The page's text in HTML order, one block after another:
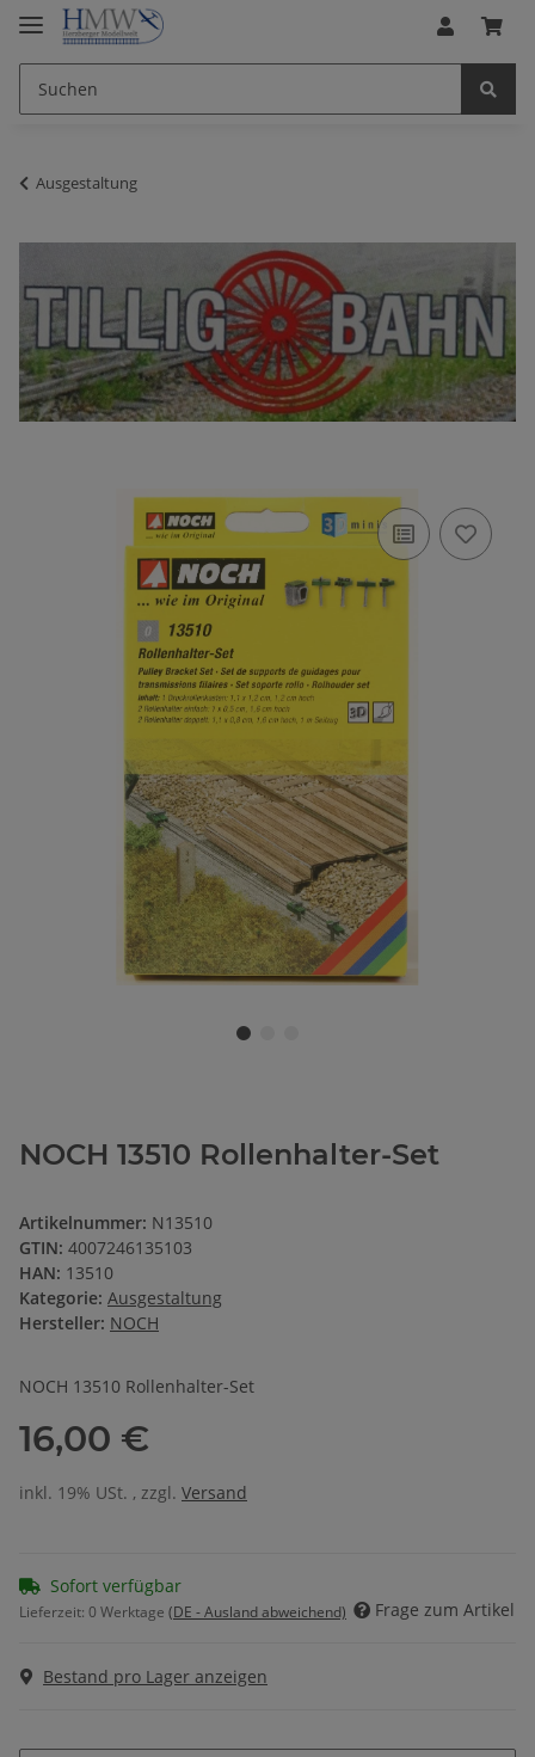
Ausgestaltung
NOCH 13510 Rollenhalter-Set
Artikelnummer: N13510
GTIN: 4007246135103
HAN: 13510
Kategorie: Ausgestaltung
Hersteller: NOCH
NOCH 13510 Rollenhalter-Set
16,00 €
inkl. 19% USt. , zzgl. Versand
Sofort verfügbar
Lieferzeit: 0 Werktage (DE - Ausland abweichend) Frage zum Artikel
Bestand pro Lager anzeigen